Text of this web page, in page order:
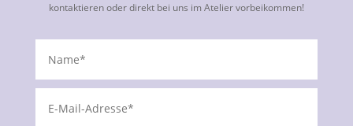
kontaktieren oder direkt bei uns im Atelier vorbeikommen!